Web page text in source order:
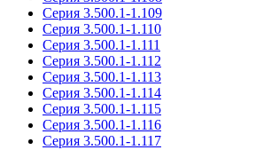
Серия 3.500.1-1.109
Серия 3.500.1-1.110
Серия 3.500.1-1.111
Серия 3.500.1-1.112
Серия 3.500.1-1.113
Серия 3.500.1-1.114
Серия 3.500.1-1.115
Серия 3.500.1-1.116
Серия 3.500.1-1.117